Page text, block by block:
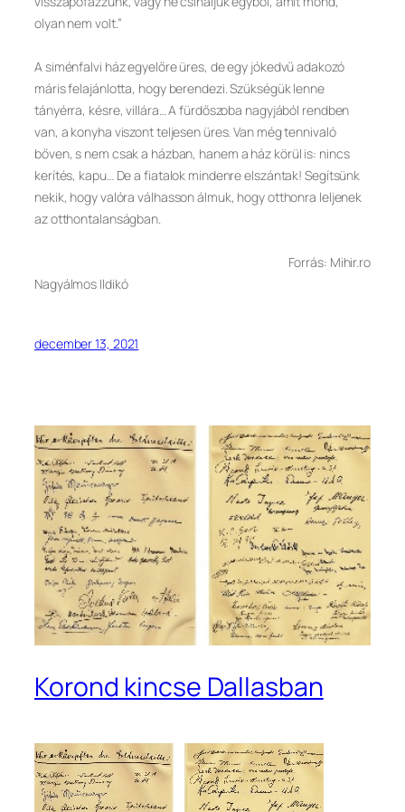
olyan nem volt.”
A siménfalvi ház egyelőre üres, de egy jókedvű adakozó
máris felajánlotta, hogy berendezi. Szükségük lenne
tányérra, késre, villára… A fürdőszoba nagyjából rendben
van, a konyha viszont teljesen üres. Van még tennivaló
bőven, s nem csak a házban, hanem a ház körül is: nincs
kerítés, kapu… De a fiatalok mindenre elszántak! Segítsünk
nekik, hogy valóra válhasson álmuk, hogy otthonra leljenek
az otthontalanságban.
Forrás: Mihir.ro
Nagyálmos Ildikó
december 13, 2021
Korond kincse Dallasban